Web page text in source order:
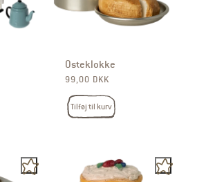
Osteklokke
Normalpris
99,00 DKK
Tilføj til kurv